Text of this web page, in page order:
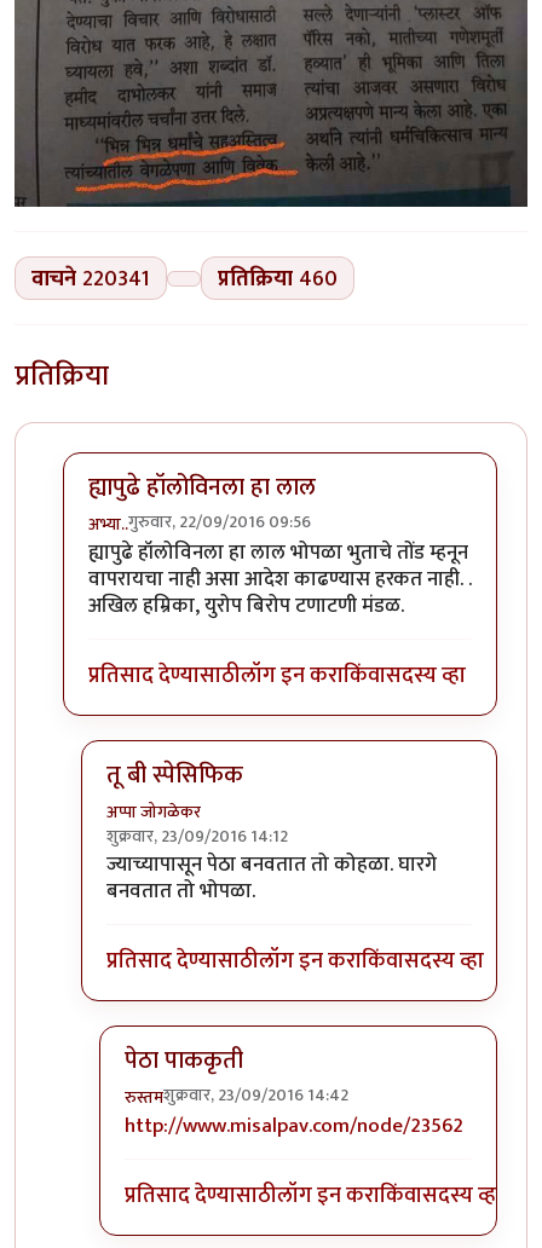
वाचने 220341 प्रतिक्रिया 460
प्रतिक्रिया
ह्यापुढे हॉलोविनला हा लाल
अभ्या..गुरुवार, 22/09/2016 09:56
In reply toकोहळा (Benincasa hispida)byडॉ सुहास
ह्यापुढे हॉलोविनला हा लाल भोपळा भुताचे तोंड म्हनून
वापरायचा नाही असा आदेश काढण्यास हरकत नाही. .
अखिल हम्रिका, युरोप बिरोप टणाटणी मंडळ.
प्रतिसाद देण्यासाठीलॉग इन कराकिंवासदस्य व्हा
तू बी स्पेसिफिक
अप्पा जोगळेकर
शुक्रवार, 23/09/2016 14:12
In reply toतांबडा भोपळा टू बी स्पेसिफिक.by
ज्याच्यापासून पेठा बनवतात तो कोहळा. घारगे
बनवतात तो भोपळा.
प्रतिसाद देण्यासाठीलॉग इन कराकिंवासदस्य व्हा
पेठा पाककृती
रुस्तमशुक्रवार, 23/09/2016 14:42
In reply toतू बी स्पेसिफिकbyअप्पा जोगळेकर
http://www.misalpav.com/node/23562
प्रतिसाद देण्यासाठीलॉग इन कराकिंवासदस्य व्हा